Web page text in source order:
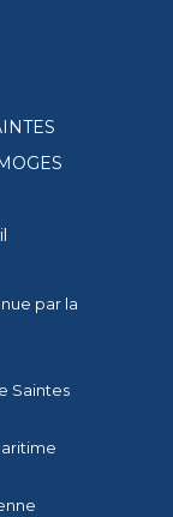
par la
Saintes